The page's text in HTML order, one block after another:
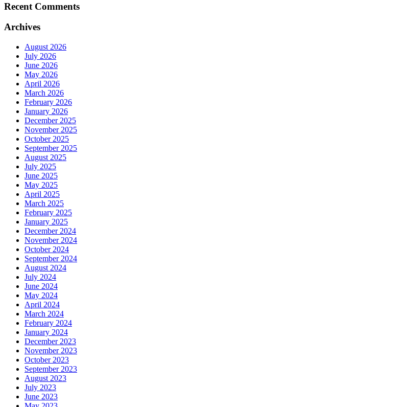
Recent Comments
Archives
August 2026
July 2026
June 2026
May 2026
April 2026
March 2026
February 2026
January 2026
December 2025
November 2025
October 2025
September 2025
August 2025
July 2025
June 2025
May 2025
April 2025
March 2025
February 2025
January 2025
December 2024
November 2024
October 2024
September 2024
August 2024
July 2024
June 2024
May 2024
April 2024
March 2024
February 2024
January 2024
December 2023
November 2023
October 2023
September 2023
August 2023
July 2023
June 2023